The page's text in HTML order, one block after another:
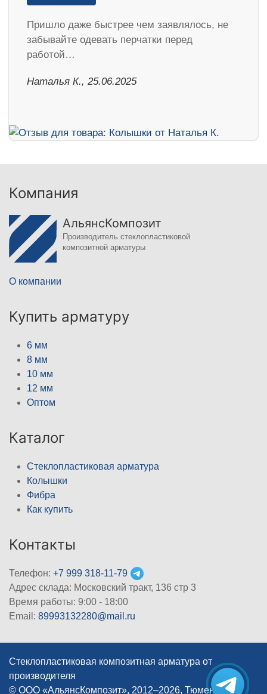
Пришло даже быстрее чем заявлялось, не
забывайте одевать перчатки перед
работой…
Наталья К., 25.06.2025
Компания
АльянсКомпозит
Производитель стеклопластиковой
композитной арматуры
О компании
Купить арматуру
6 мм
8 мм
10 мм
12 мм
Оптом
Каталог
Стеклопластиковая арматура
Колышки
Фибра
Как купить
Контакты
Телефон: +7 999 318-11-79
Адрес склада: Московский тракт, 136 стр 3
Время работы: 9:00 - 18:00
Email: 89993132280@mail.ru
Стеклопластиковая композитная арматура от
производителя
© ООО «АльянсКомпозит», 2012–2026, Тюмень |